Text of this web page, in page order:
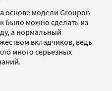
основе модели Groupon
было можно сделать из
а нормальный
вкладчиков, ведь
много серьезных